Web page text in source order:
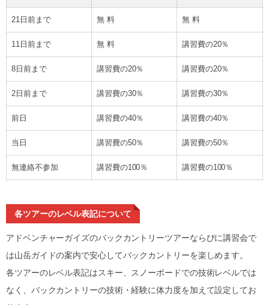
21日前まで 無 料 無 料
11日前まで 無 料 講習費の20％
8日前まで 講習費の20％ 講習費の20％
2日前まで 講習費の30％ 講習費の30％
前日 講習費の40％ 講習費の40％
当日 講習費の50％ 講習費の50％
無連絡不参加 講習費の100％ 講習費の100％
各ツアーのレベル表記について
アドベンチャーガイズのバックカントリーツアーならびに講習会で
は山岳ガイドの案内で安心してバックカントリーを楽しめます。
各ツアーのレベル表記はスキー、スノーボードでの技術レベルでは
なく、バックカントリーの技術・経験に体力度を加えて設定してお